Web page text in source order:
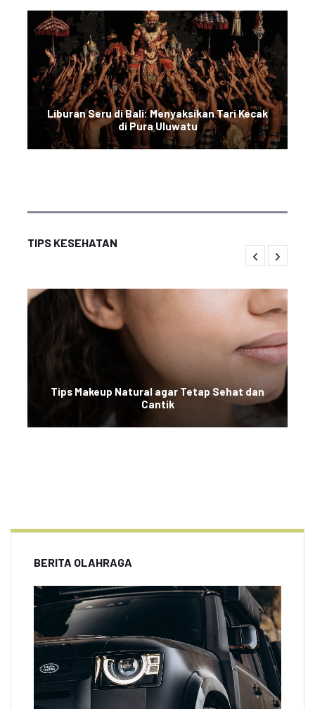
Liburan Seru di Bali: Menyaksikan Tari Kecak
di Pura Uluwatu
TIPS KESEHATAN
Tips Makeup Natural agar Tetap Sehat dan
Cantik
BERITA OLAHRAGA